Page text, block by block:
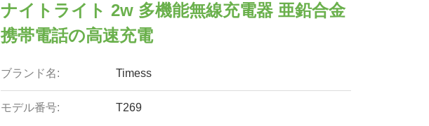
ナイトライト 2w 多機能無線充電器 亜鉛合金
携帯電話の高速充電
ブランド名: Timess
モデル番号: T269